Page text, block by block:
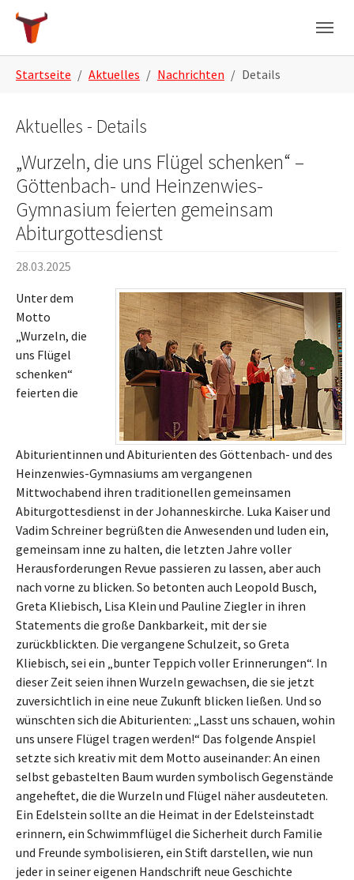
Skip to main navigation
Zum Hauptinhalt springen
Skip to page footer
Startseite Aktuelles Nachrichten Details
Aktuelles - Details
„Wurzeln, die uns Flügel schenken“ –
Göttenbach- und Heinzenwies-
Gymnasium feierten gemeinsam
Abiturgottesdienst
28.03.2025
Unter dem
Motto
„Wurzeln, die
uns Flügel
schenken“
feierten die
Abiturientinnen und Abiturienten des Göttenbach- und des
Heinzenwies-Gymnasiums am vergangenen
Mittwochabend ihren traditionellen gemeinsamen
Abiturgottesdienst in der Johanneskirche. Luka Kaiser und
Vadim Schreiner begrüßten die Anwesenden und luden ein,
gemeinsam inne zu halten, die letzten Jahre voller
Herausforderungen Revue passieren zu lassen, aber auch
nach vorne zu blicken. So betonten auch Leopold Busch,
Greta Kliebisch, Lisa Klein und Pauline Ziegler in ihren
Statements die große Dankbarkeit, mit der sie
zurückblickten. Die vergangene Schulzeit, so Greta
Kliebisch, sei ein „bunter Teppich voller Erinnerungen“. In
dieser Zeit seien ihnen Wurzeln gewachsen, die sie jetzt
zuversichtlich in eine neue Zukunft blicken ließen. Und so
wünschten sich die Abiturienten: „Lasst uns schauen, wohin
uns unsere Flügel tragen werden!“ Das folgende Anspiel
setzte sich kreativ mit dem Motto auseinander: An einen
selbst gebastelten Baum wurden symbolisch Gegenstände
angeheftet, die die Wurzeln und Flügel näher ausdeuteten.
Ein Edelstein sollte an die Heimat in der Edelsteinstadt
erinnern, ein Schwimmflügel die Sicherheit durch Familie
und Freunde symbolisieren, ein Stift darstellen, wie nun
jeder in seiner eigenen Handschrift neue Geschichte